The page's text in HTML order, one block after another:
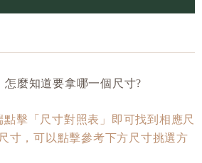
麼知道要拿哪一個尺寸?
擊「尺寸對照表」即可找到相應尺
寸，可以點擊參考下方尺寸挑選方